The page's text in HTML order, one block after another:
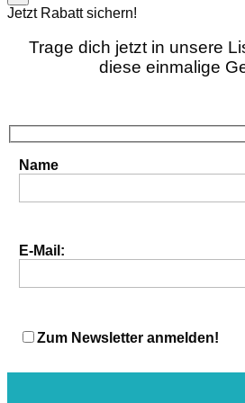
Jetzt Rabatt sichern!
Trage dich jetzt in unsere
diese einmalige
Name
E-Mail:
Zum Newsletter anmelden!